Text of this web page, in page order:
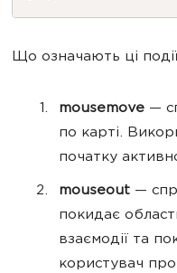
Що означають ці
mousemove —
по карті.
початку
mouseout —
покидає
взаємодії та
користувач